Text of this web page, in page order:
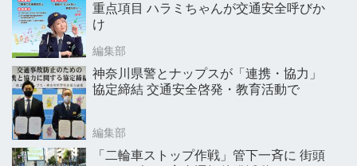
重点項目 ハラミちゃんが交通安全呼びか
け
編集部
神奈川県警とナップスが「連携・協力」
協定締結 交通安全啓発・教育活動で
編集部
「二輪車ストップ作戦」管下一斉に 街頭